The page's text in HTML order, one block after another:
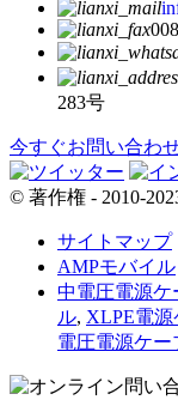
283号
今すぐお問い合わ
© 著作権 - 2010-
サイトマップ
AMPモバイル
中電圧電源ケ
ル, XLPE電
電圧電源ケー